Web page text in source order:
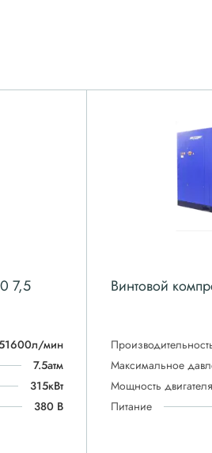
7,5
мин
7.5атм
315кВт
380 В
Винтовой
Максимальное
Мощность двигателя
Питание